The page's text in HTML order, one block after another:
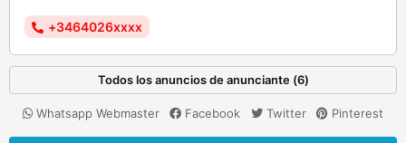
+3464026xxxx
Todos los anuncios de anunciante (6)
Whatsapp Webmaster Facebook Twitter Pinterest